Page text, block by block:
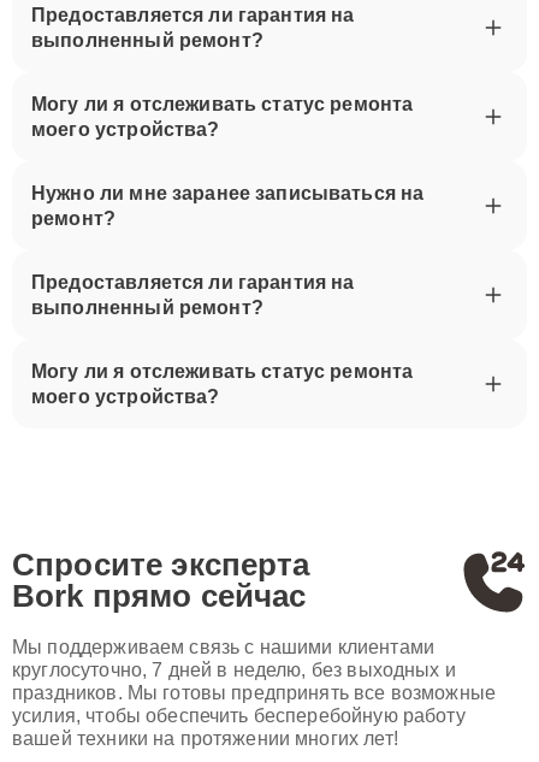
Предоставляется ли гарантия на
выполненный ремонт?
Могу ли я отслеживать статус ремонта
моего устройства?
Нужно ли мне заранее записываться на
ремонт?
Предоставляется ли гарантия на
выполненный ремонт?
Могу ли я отслеживать статус ремонта
моего устройства?
Спросите эксперта
Bork прямо сейчас
Мы поддерживаем связь с нашими клиентами
круглосуточно, 7 дней в неделю, без выходных и
праздников. Мы готовы предпринять все возможные
усилия, чтобы обеспечить бесперебойную работу
вашей техники на протяжении многих лет!